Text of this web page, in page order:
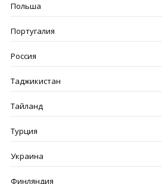
Польша
Португалия
Россия
Таджикистан
Тайланд
Турция
Украина
Финляндия